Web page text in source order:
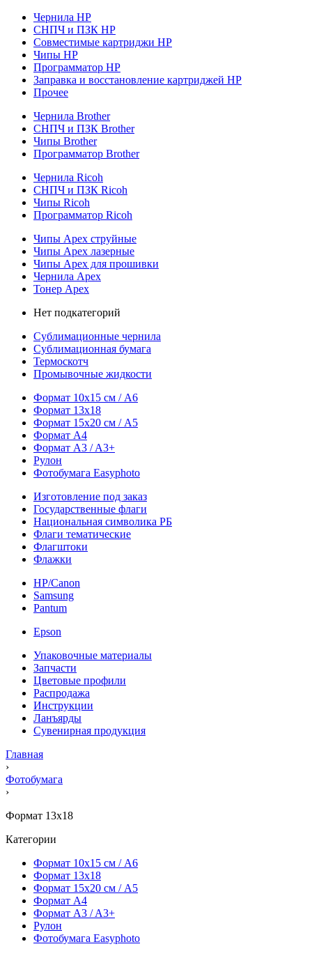
Чернила HP
СНПЧ и ПЗК HP
Совместимые картриджи HP
Чипы HP
Программатор HP
Заправка и восстановление картриджей HP
Прочее
Чернила Brother
СНПЧ и ПЗК Brother
Чипы Brother
Программатор Brother
Чернила Ricoh
СНПЧ и ПЗК Ricoh
Чипы Ricoh
Программатор Ricoh
Чипы Apex струйные
Чипы Apex лазерные
Чипы Apex для прошивки
Чернила Apex
Тонер Apex
Нет подкатегорий
Сублимационные чернила
Сублимационная бумага
Термоскотч
Промывочные жидкости
Формат 10х15 см / A6
Формат 13х18
Формат 15х20 см / A5
Формат А4
Формат A3 / A3+
Рулон
Фотобумага Easyphoto
Изготовление под заказ
Государственные флаги
Национальная символика РБ
Флаги тематические
Флагштоки
Флажки
HP/Canon
Samsung
Pantum
Epson
Упаковочные материалы
Запчасти
Цветовые профили
Распродажа
Инструкции
Ланъярды
Сувенирная продукция
Главная
›
Фотобумага
›
Формат 13х18
Категории
Формат 10х15 см / A6
Формат 13х18
Формат 15х20 см / A5
Формат А4
Формат A3 / A3+
Рулон
Фотобумага Easyphoto